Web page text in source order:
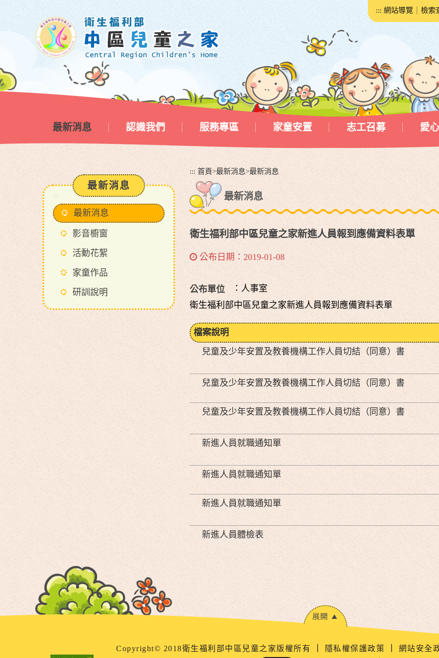
區
塊
::: 網站導覽 檢索
最新消息 認識我們 服務專區 家童安置 志工召募 愛
:::
最新消息
最新消息
影音櫥窗
活動花絮
家童作品
研訓說明
::: 首頁>最新消息>最新消息
最新消息
衛生福利部中區兒童之家新進人員報到應備資料表單
公布日期：2019-01-08
公布單位
：人事室
衛生福利部中區兒童之家新進人員報到應備資料表單
檔案說明
兒童及少年安置及教養機構工作人員切結（同意）書
兒童及少年安置及教養機構工作人員切結（同意）書
兒童及少年安置及教養機構工作人員切結（同意）書
新進人員就職通知單
新進人員就職通知單
新進人員就職通知單
新進人員體檢表
Copyright© 2018衛生福利部中區兒童之家版權所有 隱私權保護政策 網站安全